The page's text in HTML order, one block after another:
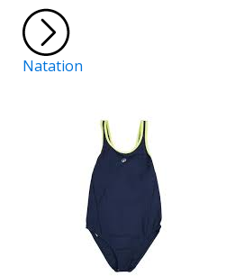
Natation